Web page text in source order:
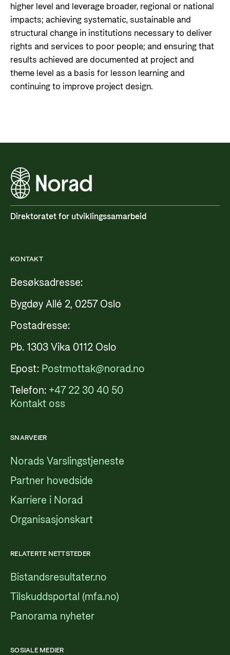
higher level and leverage broader, regional or national
impacts; achieving systematic, sustainable and
structural change in institutions necessary to deliver
rights and services to poor people; and ensuring that
results achieved are documented at project and
theme level as a basis for lesson learning and
continuing to improve project design.
Direktoratet for utviklingssamarbeid
KONTAKT
Besøksadresse:
Bygdøy Allé 2, 0257 Oslo
Postadresse:
Pb. 1303 Vika 0112 Oslo
Epost: Postmottak@norad.no
Telefon: +47 22 30 40 50
Kontakt oss
SNARVEIER
Norads Varslingstjeneste
Partner hovedside
Karriere i Norad
Organisasjonskart
RELATERTE NETTSTEDER
Bistandsresultater.no
Tilskuddsportal (mfa.no)
Panorama nyheter
SOSIALE MEDIER